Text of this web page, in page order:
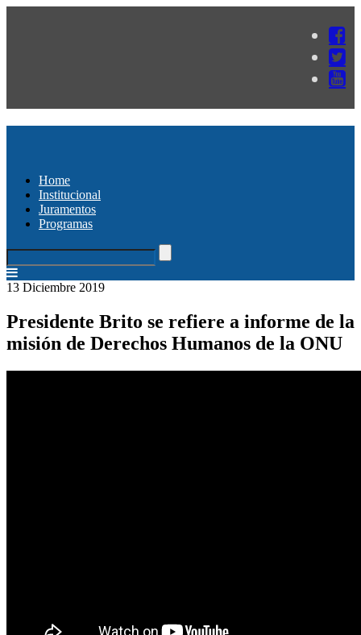
Home
Institucional
Juramentos
Programas
13 Diciembre 2019
Presidente Brito se refiere a informe de la
misión de Derechos Humanos de la ONU